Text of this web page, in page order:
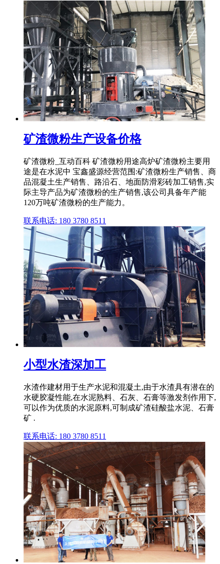
矿渣微粉生产设备价格
矿渣微粉_互动百科 矿渣微粉用途高炉矿渣微粉主要用
途是在水泥中 宝鑫盛源经营范围:矿渣微粉生产销售、商
品混凝土生产销售、路沿石、地面防滑彩砖加工销售,实
际主导产品为矿渣微粉的生产销售,该公司具备年产能
120万吨矿渣微粉的生产能力。
联系电话: 180 3780 8511
小型水渣深加工
水渣作建材用于生产水泥和混凝土,由于水渣具有潜在的
水硬胶凝性能,在水泥熟料、石灰、石膏等激发剂作用下,
可以作为优质的水泥原料,可制成矿渣硅酸盐水泥、石膏
矿 .
联系电话: 180 3780 8511